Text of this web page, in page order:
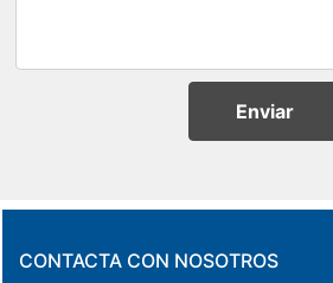
Enviar
CONTACTA CON NOSOTROS